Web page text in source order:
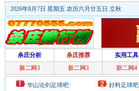
2026年8月7日 星期五 农历六月廿五日 立秋
杀庄分析 杀庄推荐 实用工具
新二网3
新二网3 新二网4
华山论剑足球吧↑
好料足球吧